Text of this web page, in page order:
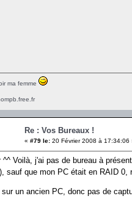
ma femme
Re : Vos Bureaux !
« #79 le: 20 Février 2008 à 17:34:06
^^ Voilà, j'ai pas de bureau à
sauf que mon PC était en RAID
un ancien PC, donc pas de